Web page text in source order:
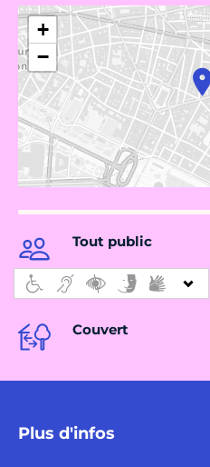
+
−
Tout public
Couvert
Plus d'infos